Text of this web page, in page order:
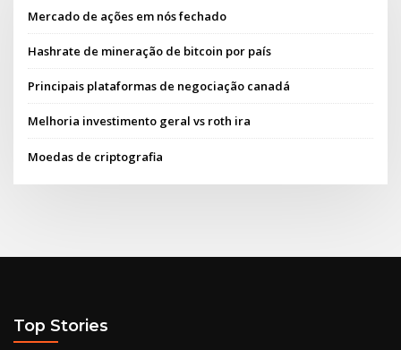
Mercado de ações em nós fechado
Hashrate de mineração de bitcoin por país
Principais plataformas de negociação canadá
Melhoria investimento geral vs roth ira
Moedas de criptografia
Top Stories